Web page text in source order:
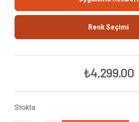
Renk Seçimi
₺4,299.00
Stokta